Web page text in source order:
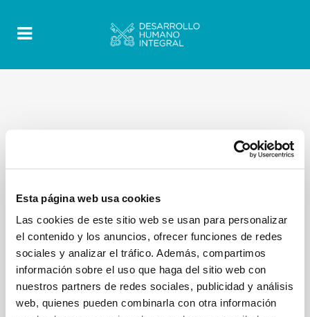
Esta página web usa cookies
Las cookies de este sitio web se usan para personalizar
el contenido y los anuncios, ofrecer funciones de redes
sociales y analizar el tráfico. Además, compartimos
información sobre el uso que haga del sitio web con
nuestros partners de redes sociales, publicidad y análisis
web, quienes pueden combinarla con otra información